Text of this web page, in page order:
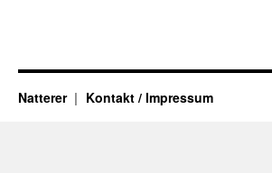
Natterer Kontakt / Impressum